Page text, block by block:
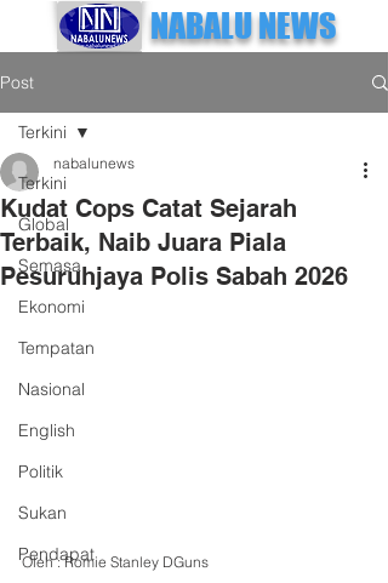
NABALU NEWS
Post
Terkini
Global
Semasa
Ekonomi
Tempatan
Nasional
English
Politik
Sukan
Pendapat
Terkini
Kudat Cops Catat Sejarah
Terbaik, Naib Juara Piala
Pesuruhjaya Polis Sabah 2026
nabalunews
Oleh : Romie Stanley DGuns